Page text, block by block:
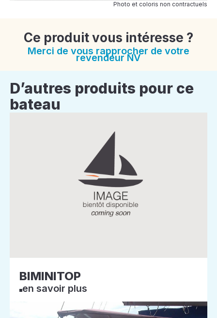
Photo et coloris non contractuels
Ce produit vous intéresse ?
Merci de vous rapprocher de votre
revendeur NV
D’autres produits pour ce
bateau
BIMINITOP
en savoir plus